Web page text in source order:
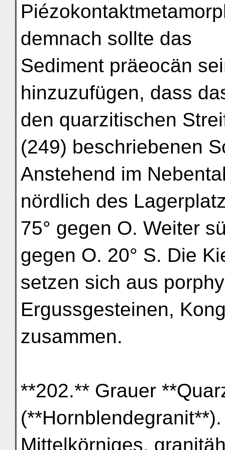
demnach sollte das
Sediment präeocän
hinzuzufügen, dass
den quarzitischen
(249) beschriebenen
Anstehend im
nördlich des
75° gegen O. Weiter
gegen O. 20° S. Die
setzen sich aus
Ergussgesteinen,
zusammen.
**202.** Grauer
(**Hornblendegranit**).
Mittelkörniges,